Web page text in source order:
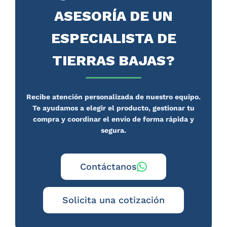
ASESORÍA DE UN
ESPECIALISTA DE
TIERRAS BAJAS?
Recibe atención personalizada de nuestro equipo.
Te ayudamos a elegir el producto, gestionar tu
compra y coordinar el envío de forma rápida y
segura.
Contáctanos
Solicita una cotización